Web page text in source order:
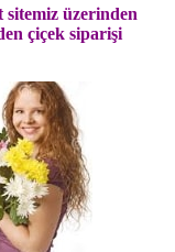
sitemiz üzerinden
çiçek siparişi